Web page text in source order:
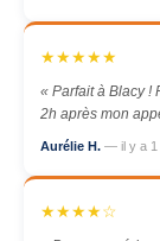
★★★★★
« Parfait à Blacy !
2h après mon
Aurélie H. — il y a 1
★★★★☆